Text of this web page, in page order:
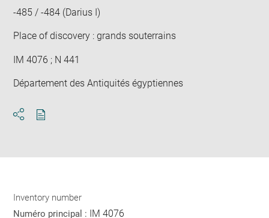
-485 / -484 (Darius I)
Place of discovery : grands souterrains
IM 4076 ; N 441
Département des Antiquités égyptiennes
Inventory number
Numéro principal :
IM 4076